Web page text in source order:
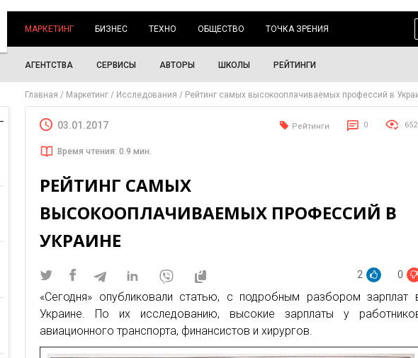
МАРКЕТИНГ БИЗНЕС ТЕХНО ОБЩЕСТВО ТОЧКА ЗРЕНИЯ
АГЕНТСТВА СЕРВИСЫ АВТОРЫ ШКОЛЫ РЕЙТИНГИ
Главная Маркетинг Исследования Рейтинг самых высокооплачиваемых профессий в
03.01.2017 Рейтинги 0
Время чтения: 0.9 мин.
РЕЙТИНГ САМЫХ
ВЫСОКООПЛАЧИВАЕМЫХ ПРОФЕССИЙ В
УКРАИНЕ
2 0
«Сегодня» опубликовали статью, с подробным разбором зарплат
Украине. По их исследованию, высокие зарплаты у
авиационного транспорта, финансистов и хирургов.